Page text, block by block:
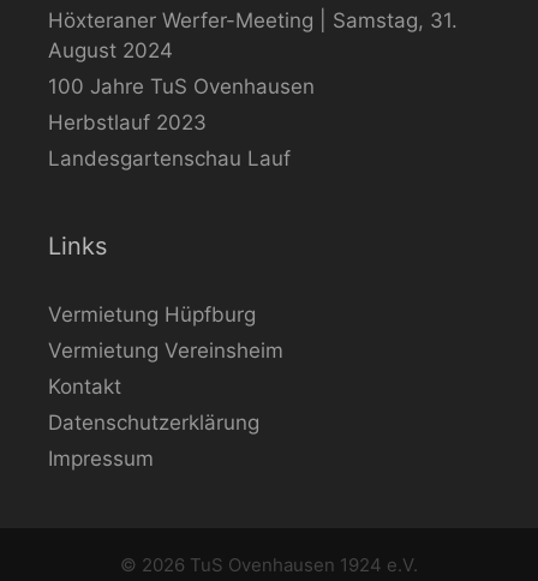
Höxteraner Werfer-Meeting | Samstag, 31.
August 2024
100 Jahre TuS Ovenhausen
Herbstlauf 2023
Landesgartenschau Lauf
Links
Vermietung Hüpfburg
Vermietung Vereinsheim
Kontakt
Datenschutzerklärung
Impressum
© 2026 TuS Ovenhausen 1924 e.V.